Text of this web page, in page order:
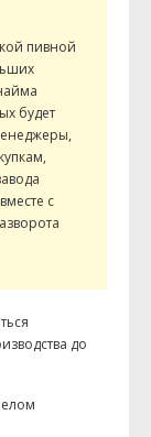
пивной
будет
с
до